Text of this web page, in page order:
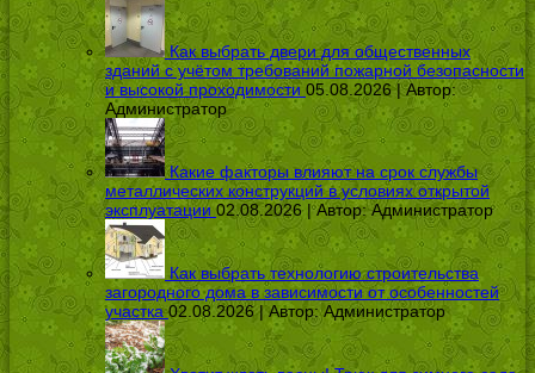
Как выбрать двери для общественных
зданий с учётом требований пожарной безопасности
и высокой проходимости 05.08.2026 | Автор:
Администратор
Какие факторы влияют на срок службы
металлических конструкций в условиях открытой
эксплуатации 02.08.2026 | Автор:Администратор
Как выбрать технологию строительства
загородного дома в зависимости от особенностей
участка 02.08.2026 | Автор:Администратор